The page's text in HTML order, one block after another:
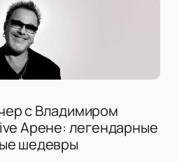
с Владимиром
Арене: легендарные
шедевры